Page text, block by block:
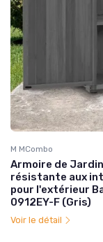
M MCombo
Armoire de
résistante aux
pour l'extérieur
0912EY-F (Gris)
Voir le détail